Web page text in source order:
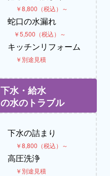
￥8,800（税込）～
蛇口の水漏れ
￥5,500（税込）～
キッチンリフォーム
￥別途見積
下水・給水
の水のトラブル
下水の詰まり
￥8,800（税込）～
高圧洗浄
￥別途見積